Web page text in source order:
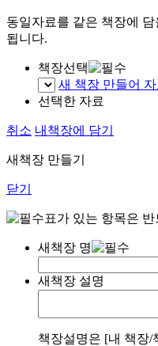
동일자료를 같은 책장에
됩니다.
책장선택
새 책장 만들어 자
선택한 자료
취소 내책장에 담기
새책장 만들기
닫기
표가 있는 항목은
새책장 명
새책장 설명
책장설명은 [내 책장/